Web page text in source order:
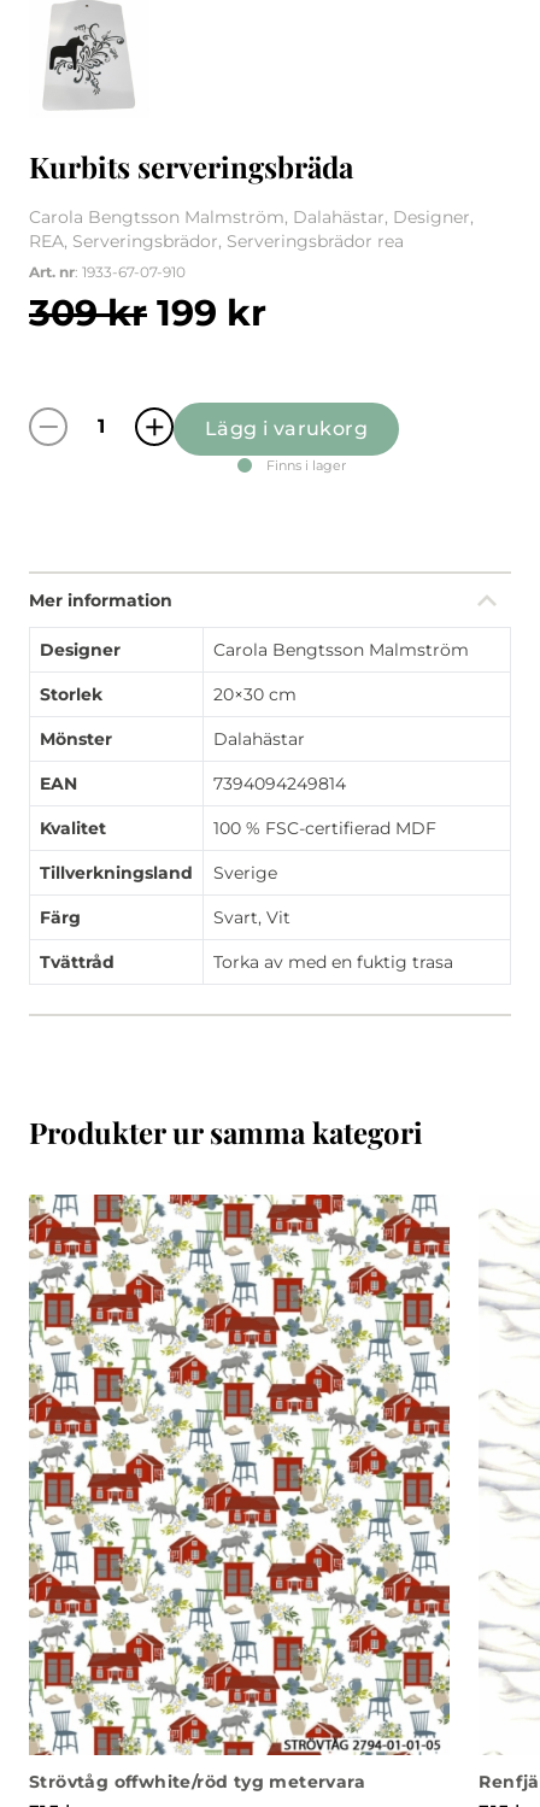
Kurbits serveringsbräda
Carola Bengtsson Malmström, Dalahästar, Designer,
REA, Serveringsbrädor, Serveringsbrädor rea
Art. nr: 1933-67-07-910
309kr Det ursprungliga
199 krDet
Kurbits serveringsbräda mängd
Lägg i varukorg
Finns i lager
Mer information
Designer Carola Bengtsson Malmström
Storlek 20×30 cm
Mönster Dalahästar
EAN 7394094249814
Kvalitet 100 % FSC-certifierad MDF
Tillverkningsland Sverige
Färg Svart, Vit
Tvättråd Torka av med en fuktig trasa
Produkter ur samma kategori
Strövtåg offwhite/röd tyg metervara